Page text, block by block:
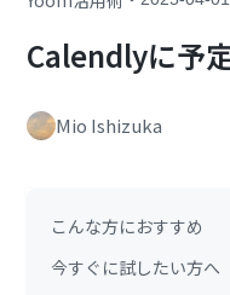
Calendlyに予
Mio Ishizuka
こんな方におすすめ
今すぐに試したい方へ